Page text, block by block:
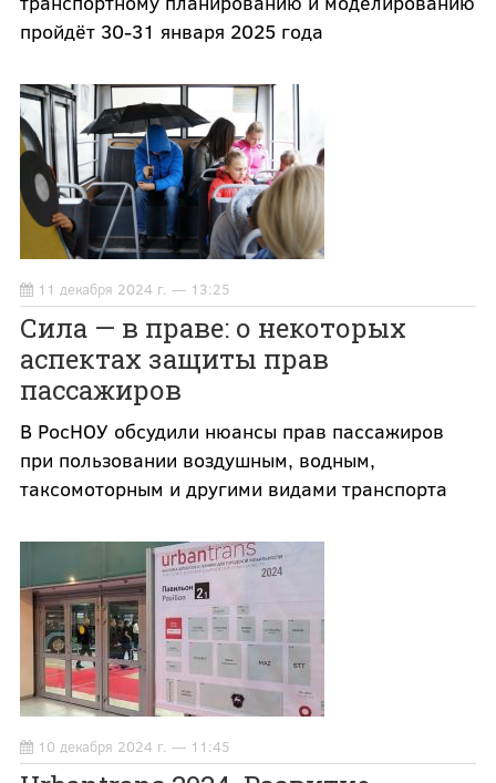
пройдёт 30-31 января 2025 года
11 декабря 2024 г. — 13:25
Сила — в праве: о некоторых
аспектах защиты прав
пассажиров
В РосНОУ обсудили нюансы прав пассажиров
при пользовании воздушным, водным,
таксомоторным и другими видами транспорта
10 декабря 2024 г. — 11:45